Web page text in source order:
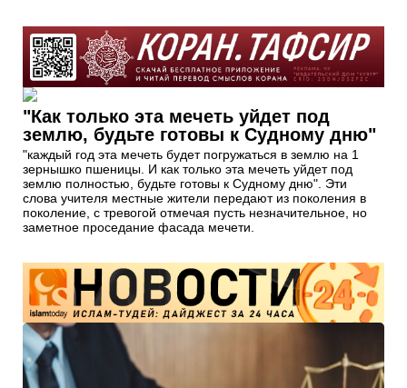
"Как только эта мечеть уйдет под
землю, будьте готовы к Судному дню"
"каждый год эта мечеть будет погружаться в землю на 1
зернышко пшеницы. И как только эта мечеть уйдет под
землю полностью, будьте готовы к Судному дню". Эти
слова учителя местные жители передают из поколения в
поколение, с тревогой отмечая пусть незначительное, но
заметное проседание фасада мечети.